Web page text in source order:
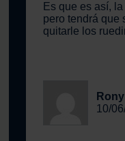
Es que es así,
pero tendrá que
quitarle los
Rony
10/